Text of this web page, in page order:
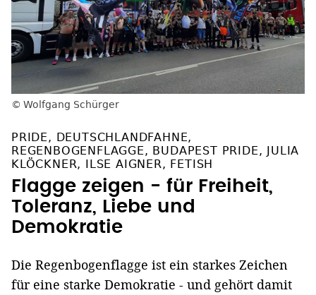
Wolfgang Schürger
PRIDE, DEUTSCHLANDFAHNE,
REGENBOGENFLAGGE, BUDAPEST PRIDE, JULIA
KLÖCKNER, ILSE AIGNER, FETISH
Flagge zeigen - für Freiheit,
Toleranz, Liebe und
Demokratie
Die Regenbogenflagge ist ein starkes Zeichen
für eine starke Demokratie - und gehört damit